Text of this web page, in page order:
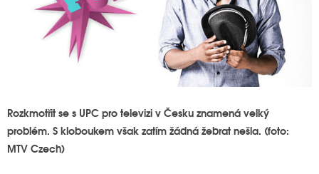
Rozkmotřit se s UPC pro televizi v Česku znamená velký
problém. S kloboukem však zatím žádná žebrat nešla. (foto:
MTV Czech)